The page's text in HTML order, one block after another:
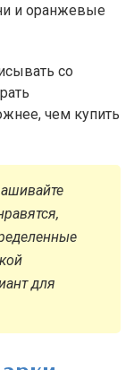
и оранжевые
со
чем купить
для